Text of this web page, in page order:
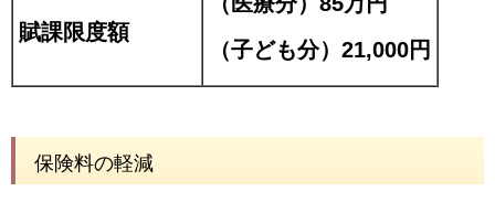
賦課限度額
（子ども分）21,000円
保険料の軽減